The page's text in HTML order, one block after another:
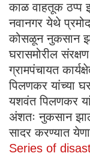
काळ वाहतूक ठप्प
नवानगर येथे
कोसळून नुकसान
घरासमोरील
ग्रामपंचायत
पिलणकर यांच्या
यशवंत पिलणकर
अंशतः नुकसान
सादर करण्यात
Series of